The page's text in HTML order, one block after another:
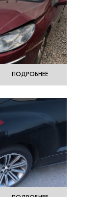
ПОДРОБНЕЕ